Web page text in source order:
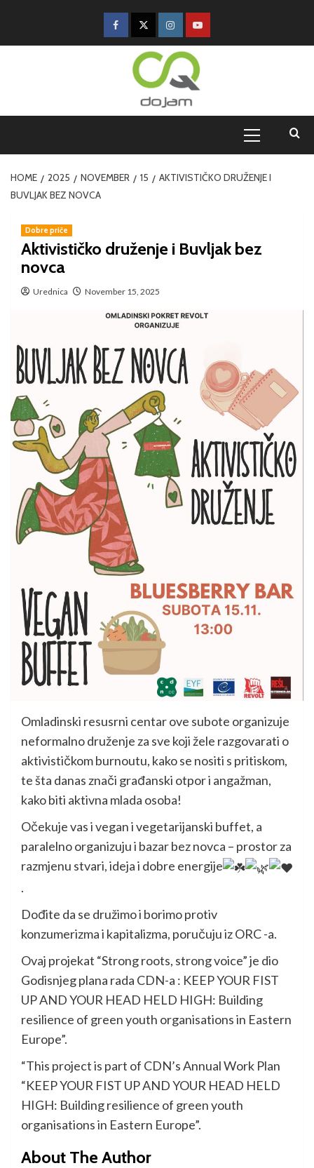
HOME 2025 NOVEMBER 15
AKTIVISTIČKO DRUŽENJE I
BUVLJAK BEZ NOVCA
Dobre priče
Aktivističko druženje i Buvljak bez
novca
Urednica November 15, 2025
Omladinski resusrni centar ove subote organizuje
neformalno druženje za sve koji žele razgovarati o
aktivističkom burnoutu, kako se nositi s pritiskom,
te šta danas znači građanski otpor i angažman,
kako biti aktivna mlada osoba!
Očekuje vas i vegan i vegetarijanski buffet, a
paralelno organizuju i bazar bez novca – prostor za
razmjenu stvari, ideja i dobre energije
.
Dođite da se družimo i borimo protiv
konzumerizma i kapitalizma, poručuju iz ORC -a.
Ovaj projekat “Strong roots, strong voice” je dio
Godisnjeg plana rada CDN-a : KEEP YOUR FIST
UP AND YOUR HEAD HELD HIGH: Building
resilience of green youth organisations in Eastern
Europe”.
“This project is part of CDN’s Annual Work Plan
“KEEP YOUR FIST UP AND YOUR HEAD HELD
HIGH: Building resilience of green youth
organisations in Eastern Europe”.
About The Author